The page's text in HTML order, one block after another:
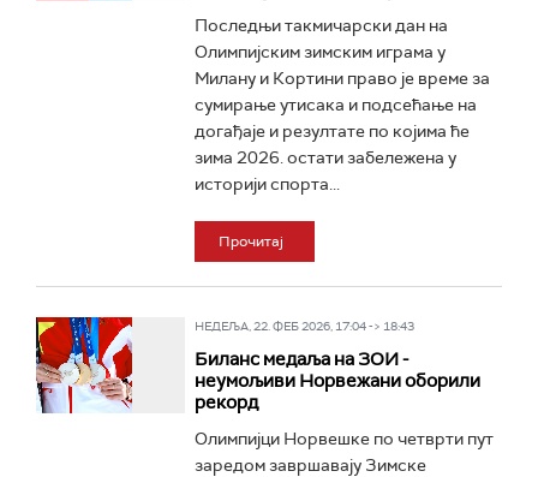
Последњи такмичарски дан на
Олимпијским зимским играма у
Милану и Кортини право је време за
сумирање утисака и подсећање на
догађаје и резултате по којима ће
зима 2026. остати забележена у
историји спорта...
Прочитај
НЕДЕЉА, 22. ФЕБ 2026, 17:04 -> 18:43
Биланс медаља на ЗОИ -
неумољиви Норвежани оборили
рекорд
Олимпијци Норвешке по четврти пут
заредом завршавају Зимске